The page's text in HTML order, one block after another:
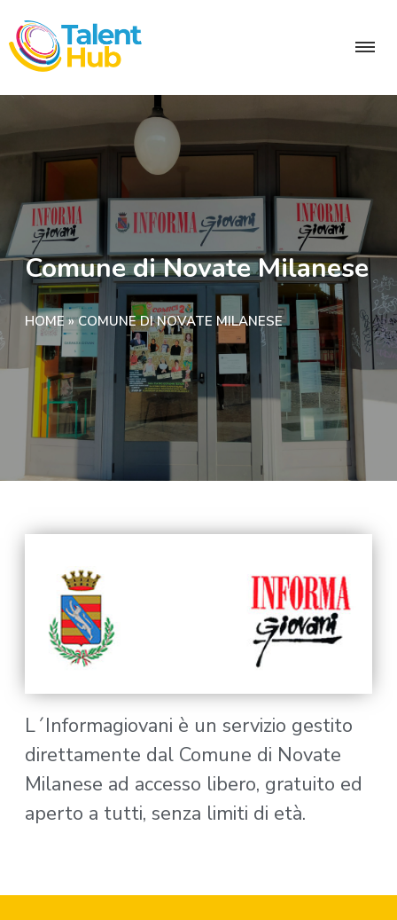
Comune di Novate Milanese
HOME»COMUNE DI NOVATE MILANESE
L´Informagiovani è un servizio gestito
direttamente dal Comune di Novate
Milanese ad accesso libero, gratuito ed
aperto a tutti, senza limiti di età.